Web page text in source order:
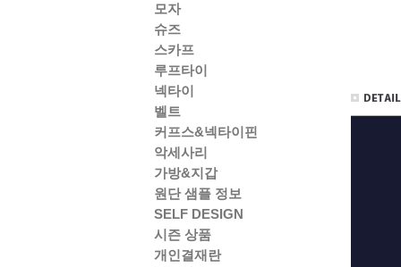
모자
슈즈
스카프
루프타이
넥타이
벨트
커프스&넥타이핀
악세사리
가방&지갑
원단 샘플 정보
SELF DESIGN
시즌 상품
개인결재란